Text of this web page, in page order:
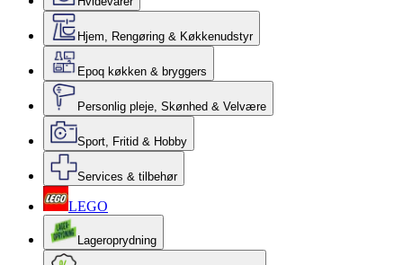
Hjem, Rengøring & Køkkenudstyr
Epoq køkken & bryggers
Personlig pleje, Skønhed & Velvære
Sport, Fritid & Hobby
Services & tilbehør
LEGO
Lageroprydning